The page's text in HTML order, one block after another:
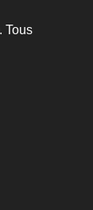
Tous